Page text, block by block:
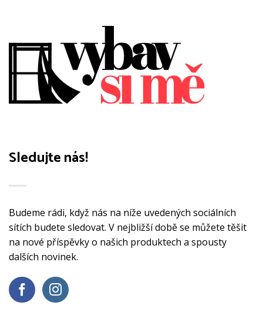
vybrat
na
stránce
produktu
stránce
produktu
Sledujte nás!
Budeme rádi, když nás na níže uvedených sociálních
sítích budete sledovat. V nejbližší době se můžete těšit
na nové příspěvky o našich produktech a spousty
dalších novinek.